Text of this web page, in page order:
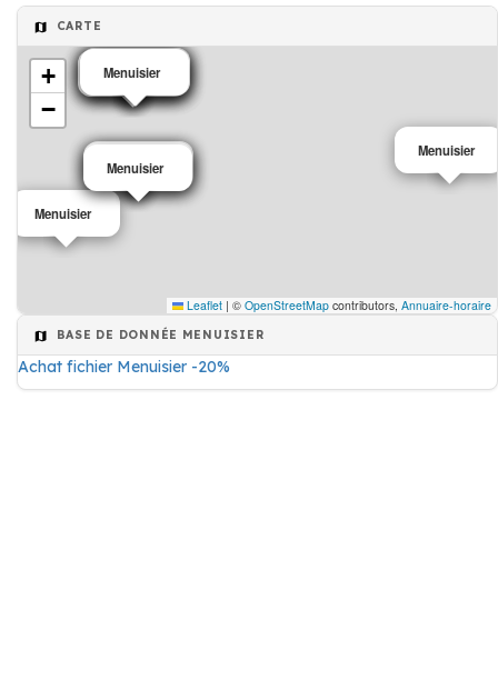
CARTE
Menuisier
Menuisier
Menuisier
Menuisier
Menuisier
Menuisier
Menuisier
Menuisier
Menuisier
Menuisier
Menuisier
Menuisier
+
−
Leaflet | © OpenStreetMap contributors, Annuaire-horaire
BASE DE DONNÉE MENUISIER
Achat fichier Menuisier -20%